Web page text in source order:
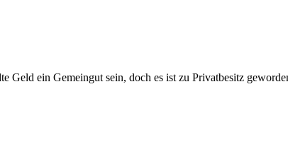
ein Gemeingut sein, doch es ist zu Privatbesitz